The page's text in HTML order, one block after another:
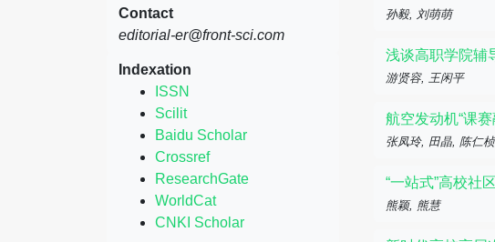
Contact
editorial-er@front-sci.com
Indexation
ISSN
Scilit
Baidu Scholar
Crossref
ResearchGate
WorldCat
CNKI Scholar
孙毅, 刘萌萌
浅谈高职学院辅
游贤容, 王闲平
航空发动机“课
张凤玲, 田晶, 陈仁
“一站式”高校社
熊颖, 熊慧